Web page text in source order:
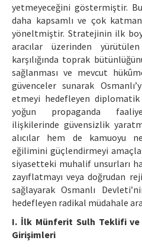
yetmeyeceğini göstermiştir.
daha kapsamlı ve çok
yöneltmiştir. Stratejinin ilk
aracılar üzerinden
karşılığında toprak
sağlanması ve mevcut
güvenceler sunarak
etmeyi hedefleyen
yoğun propaganda
ilişkilerinde güvensizlik
alıcılar hem de kamuoyu
eğilimini güçlendirmeyi
siyasetteki muhalif unsurları
zayıflatmayı veya doğrudan
sağlayarak Osmanlı
hedefleyen radikal müdahale
I. İlk Münferit Sulh Teklifi
Girişimleri